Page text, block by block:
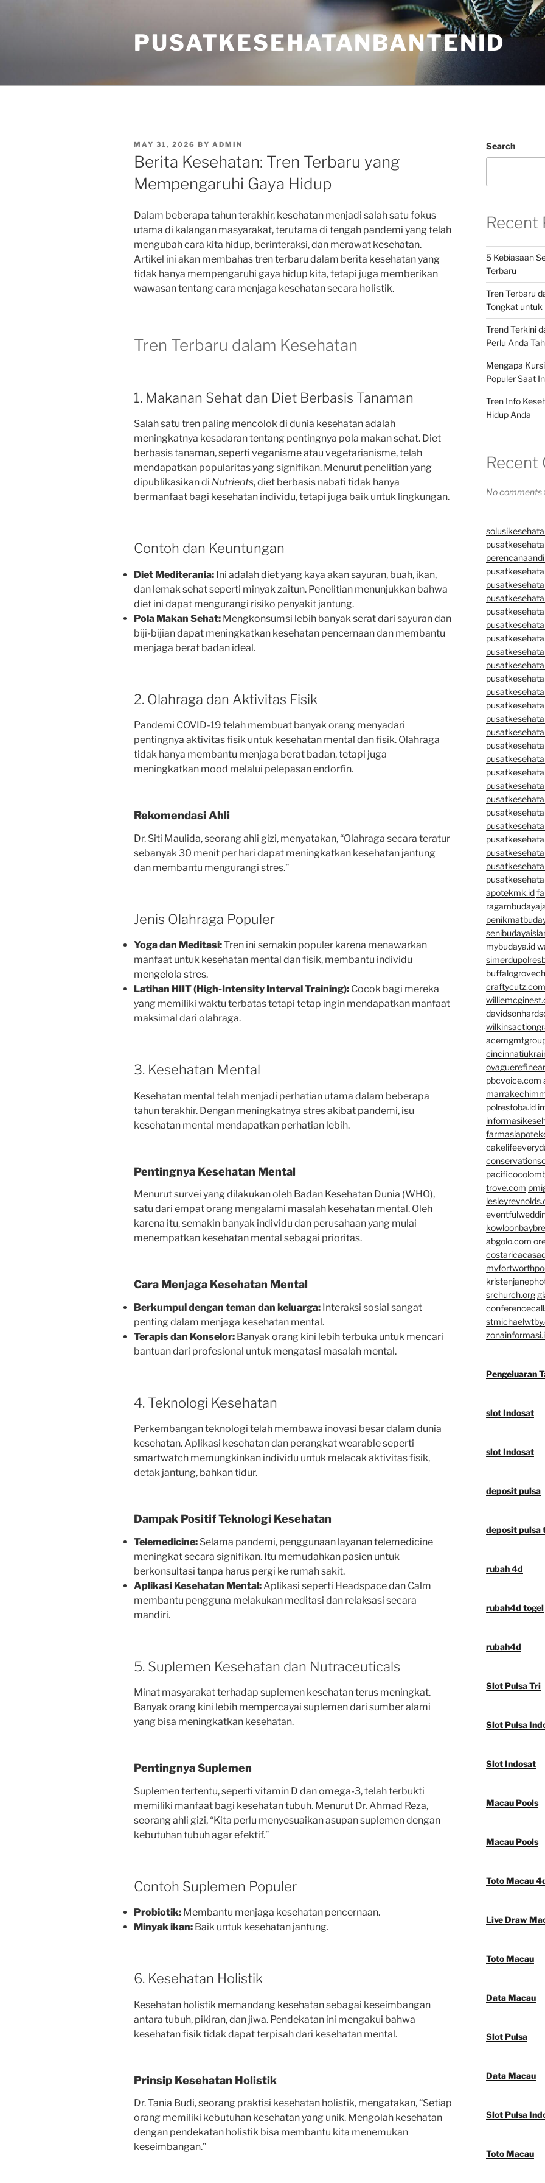
PUSATKESEHATANBANTENID
POSTED
ON
MAY 31, 2026 BY ADMIN
Berita Kesehatan: Tren Terbaru yang
Mempengaruhi Gaya Hidup
Dalam beberapa tahun terakhir, kesehatan menjadi salah satu fokus
utama di kalangan masyarakat, terutama di tengah pandemi yang telah
mengubah cara kita hidup, berinteraksi, dan merawat kesehatan.
Artikel ini akan membahas tren terbaru dalam berita kesehatan yang
tidak hanya mempengaruhi gaya hidup kita, tetapi juga memberikan
wawasan tentang cara menjaga kesehatan secara holistik.
Tren Terbaru dalam Kesehatan
1. Makanan Sehat dan Diet Berbasis Tanaman
Salah satu tren paling mencolok di dunia kesehatan adalah
meningkatnya kesadaran tentang pentingnya pola makan sehat. Diet
berbasis tanaman, seperti veganisme atau vegetarianisme, telah
mendapatkan popularitas yang signifikan. Menurut penelitian yang
dipublikasikan di Nutrients, diet berbasis nabati tidak hanya
bermanfaat bagi kesehatan individu, tetapi juga baik untuk lingkungan.
Contoh dan Keuntungan
Diet Mediterania: Ini adalah diet yang kaya akan sayuran, buah, ikan,
dan lemak sehat seperti minyak zaitun. Penelitian menunjukkan bahwa
diet ini dapat mengurangi risiko penyakit jantung.
Pola Makan Sehat: Mengkonsumsi lebih banyak serat dari sayuran dan
biji-bijian dapat meningkatkan kesehatan pencernaan dan membantu
menjaga berat badan ideal.
2. Olahraga dan Aktivitas Fisik
Pandemi COVID-19 telah membuat banyak orang menyadari
pentingnya aktivitas fisik untuk kesehatan mental dan fisik. Olahraga
tidak hanya membantu menjaga berat badan, tetapi juga
meningkatkan mood melalui pelepasan endorfin.
Rekomendasi Ahli
Dr. Siti Maulida, seorang ahli gizi, menyatakan, “Olahraga secara teratur
sebanyak 30 menit per hari dapat meningkatkan kesehatan jantung
dan membantu mengurangi stres.”
Jenis Olahraga Populer
Yoga dan Meditasi:Tren ini semakin populer karena menawarkan
manfaat untuk kesehatan mental dan fisik, membantu individu
mengelola stres.
Latihan HIIT (High-Intensity Interval Training): Cocok bagi mereka
yang memiliki waktu terbatas tetapi tetap ingin mendapatkan manfaat
maksimal dari olahraga.
3. Kesehatan Mental
Kesehatan mental telah menjadi perhatian utama dalam beberapa
tahun terakhir. Dengan meningkatnya stres akibat pandemi, isu
kesehatan mental mendapatkan perhatian lebih.
Pentingnya Kesehatan Mental
Menurut survei yang dilakukan oleh Badan Kesehatan Dunia (WHO),
satu dari empat orang mengalami masalah kesehatan mental. Oleh
karena itu, semakin banyak individu dan perusahaan yang mulai
menempatkan kesehatan mental sebagai prioritas.
Cara Menjaga Kesehatan Mental
Berkumpul dengan teman dan keluarga: Interaksi sosial sangat
penting dalam menjaga kesehatan mental.
Terapis dan Konselor: Banyak orang kini lebih terbuka untuk mencari
bantuan dari profesional untuk mengatasi masalah mental.
4. Teknologi Kesehatan
Perkembangan teknologi telah membawa inovasi besar dalam dunia
kesehatan. Aplikasi kesehatan dan perangkat wearable seperti
smartwatch memungkinkan individu untuk melacak aktivitas fisik,
detak jantung, bahkan tidur.
Dampak Positif Teknologi Kesehatan
Telemedicine: Selama pandemi, penggunaan layanan telemedicine
meningkat secara signifikan. Itu memudahkan pasien untuk
berkonsultasi tanpa harus pergi ke rumah sakit.
Aplikasi Kesehatan Mental: Aplikasi seperti Headspace dan Calm
membantu pengguna melakukan meditasi dan relaksasi secara
mandiri.
5. Suplemen Kesehatan dan Nutraceuticals
Minat masyarakat terhadap suplemen kesehatan terus meningkat.
Banyak orang kini lebih mempercayai suplemen dari sumber alami
yang bisa meningkatkan kesehatan.
Pentingnya Suplemen
Suplemen tertentu, seperti vitamin D dan omega-3, telah terbukti
memiliki manfaat bagi kesehatan tubuh. Menurut Dr. Ahmad Reza,
seorang ahli gizi, “Kita perlu menyesuaikan asupan suplemen dengan
kebutuhan tubuh agar efektif.”
Contoh Suplemen Populer
Probiotik: Membantu menjaga kesehatan pencernaan.
Minyak ikan: Baik untuk kesehatan jantung.
6. Kesehatan Holistik
Kesehatan holistik memandang kesehatan sebagai keseimbangan
antara tubuh, pikiran, dan jiwa. Pendekatan ini mengakui bahwa
kesehatan fisik tidak dapat terpisah dari kesehatan mental.
Prinsip Kesehatan Holistik
Dr. Tania Budi, seorang praktisi kesehatan holistik, mengatakan, “Setiap
orang memiliki kebutuhan kesehatan yang unik. Mengolah kesehatan
dengan pendekatan holistik bisa membantu kita menemukan
keseimbangan.”
Search
Recent
5 Kebiasaan
Terbaru
Tren Terbaru
Tongkat untuk
Trend Terkini
Perlu Anda
Mengapa
Populer Saat
Tren Info
Hidup Anda
Recent
No comments
apotekmk.id
mybudaya.id
craftycutz.com
pbcvoice.com
polrestoba.id
trove.com
abgolo.com
srchurch.org
Pengeluaran
slot Indosat
slot Indosat
deposit pulsa
deposit pulsa
rubah 4d
rubah4d togel
rubah4d
Slot Pulsa Tri
Slot Pulsa
Slot Indosat
Macau Pools
Macau Pools
Toto Macau
Live Draw
Toto Macau
Data Macau
Slot Pulsa
Data Macau
Slot Pulsa
Toto Macau